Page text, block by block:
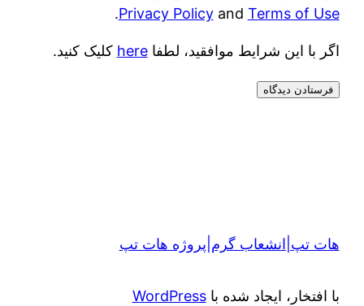
Privacy Policyand Terms of Use
.
اگر با این شرایط موافقید، لطفاhere کلیک کنید.
هات تپ|انشعاب گرم|پروژه هات تپ
با افتخار، ایجاد شده باWordPress